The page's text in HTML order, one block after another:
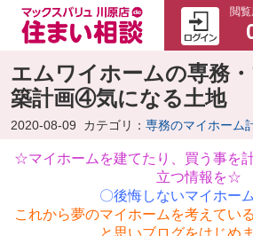
閲
エムワイホームの専務
築計画④気になる土地
2020-08-09 カテゴリ： 専務のマイホーム
☆マイホームを建てたり、買う事を
立つ情報を☆
〇後悔しないマイホー
これから夢のマイホームを考えてい